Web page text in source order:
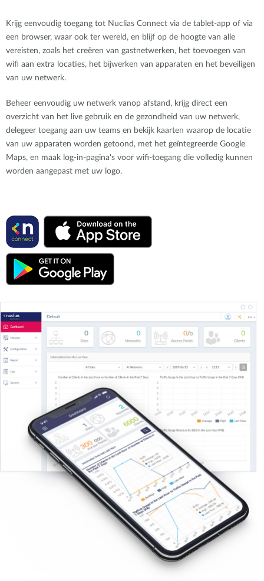
Krijg eenvoudig toegang tot Nuclias Connect via de tablet-app of via
een browser, waar ook ter wereld, en blijf op de hoogte van alle
vereisten, zoals het creëren van gastnetwerken, het toevoegen van
wifi aan extra locaties, het bijwerken van apparaten en het beveiligen
van uw netwerk.
Beheer eenvoudig uw netwerk vanop afstand, krijg direct een
overzicht van het live gebruik en de gezondheid van uw netwerk,
delegeer toegang aan uw teams en bekijk kaarten waarop de locatie
van uw apparaten worden getoond, met het geïntegreerde Google
Maps, en maak log-in-pagina's voor wifi-toegang die volledig kunnen
worden aangepast met uw logo.